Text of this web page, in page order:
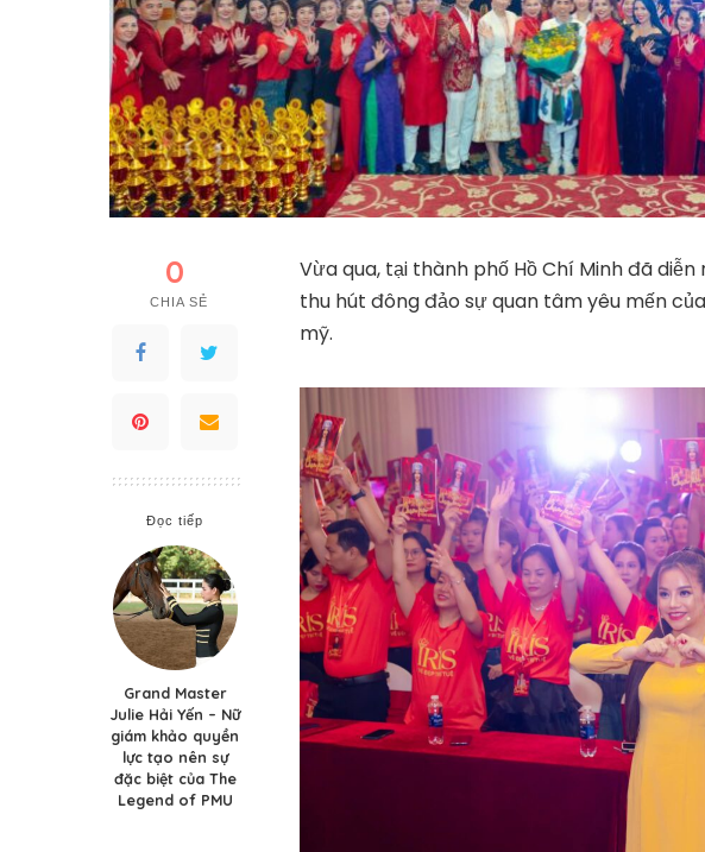
0
CHIA SẺ
Đọc tiếp
Grand Master
Julie Hải Yến – Nữ
giám khảo quyền
lực tạo nên sự
đặc biệt của The
Legend of PMU
Vừa qua, tại thành phố Hồ Chí Minh đã diễn
thu hút đông đảo sự quan tâm yêu mến
mỹ.